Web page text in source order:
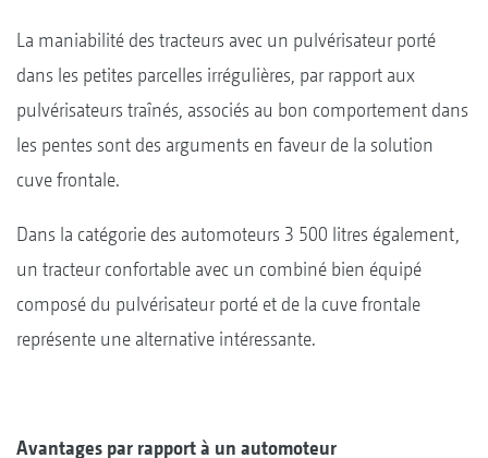
La maniabilité des tracteurs avec un pulvérisateur porté
dans les petites parcelles irrégulières, par rapport aux
pulvérisateurs traînés, associés au bon comportement dans
les pentes sont des arguments en faveur de la solution
cuve frontale.
Dans la catégorie des automoteurs 3 500 litres également,
un tracteur confortable avec un combiné bien équipé
composé du pulvérisateur porté et de la cuve frontale
représente une alternative intéressante.
Avantages par rapport à un automoteur